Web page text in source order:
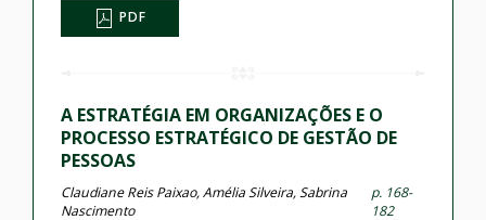
PDF
A ESTRATÉGIA EM ORGANIZAÇÕES E O
PROCESSO ESTRATÉGICO DE GESTÃO DE
PESSOAS
Claudiane Reis Paixao, Amélia Silveira, Sabrina
Nascimento
p. 168-
182